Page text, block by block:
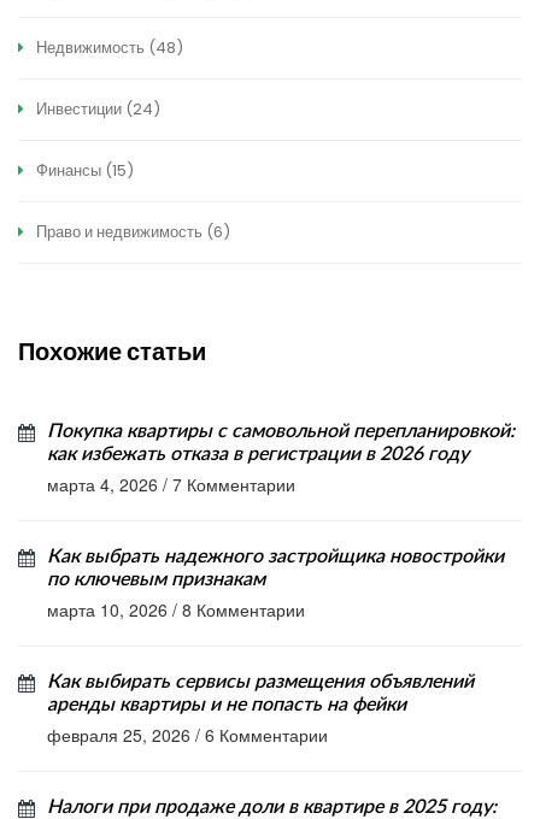
Недвижимость (48)
Инвестиции (24)
Финансы (15)
Право и недвижимость (6)
Похожие статьи
Покупка квартиры с самовольной перепланировкой:
как избежать отказа в регистрации в 2026 году
марта 4, 2026 / 7 Комментарии
Как выбрать надежного застройщика новостройки
по ключевым признакам
марта 10, 2026 / 8 Комментарии
Как выбирать сервисы размещения объявлений
аренды квартиры и не попасть на фейки
февраля 25, 2026 / 6 Комментарии
Налоги при продаже доли в квартире в 2025 году: